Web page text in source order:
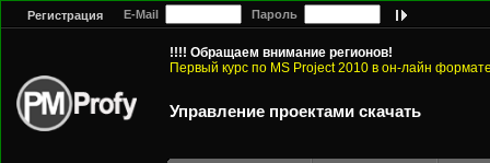
Регистрация E-Mail Пароль
!!!! Обращаем внимание регионов!
Первый курс по MS Project 2010 в он-лайн
Управление проектами скачать